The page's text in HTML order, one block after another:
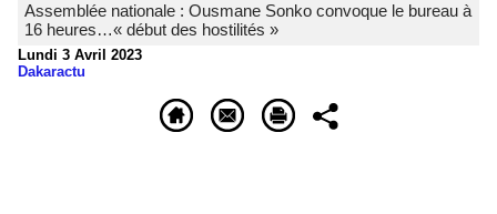
Assemblée nationale : Ousmane Sonko convoque le bureau à
16 heures…« début des hostilités »
Lundi 3 Avril 2023
Dakaractu